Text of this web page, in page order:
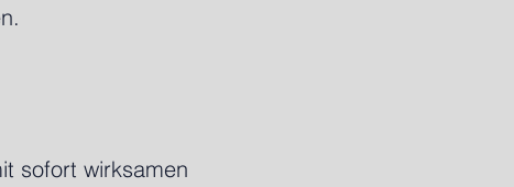
sofort wirksamen